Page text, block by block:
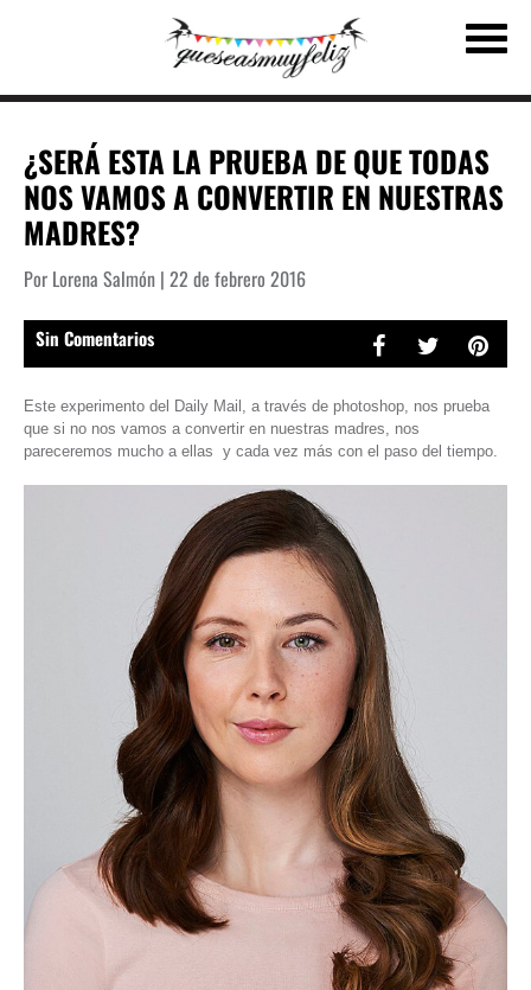
¿SERÁ ESTA LA PRUEBA DE QUE TODAS
NOS VAMOS A CONVERTIR EN NUESTRAS
MADRES?
Por Lorena Salmón | 22 de febrero 2016
Sin Comentarios
Este experimento del Daily Mail, a través de photoshop, nos prueba
que si no nos vamos a convertir en nuestras madres, nos
pareceremos mucho a ellas y cada vez más con el paso del tiempo.